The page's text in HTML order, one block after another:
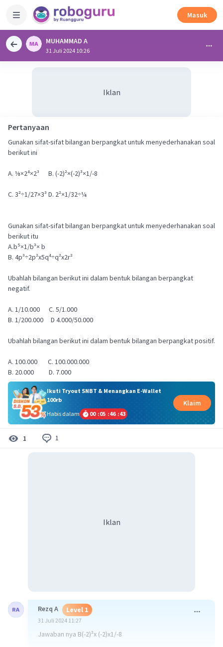
Masuk
MUHAMMAD A
31 Juli 2024 10:26
Iklan
Pertanyaan
Gunakan sifat-sifat bilangan berpangkat untuk menyederhanakan soal
berikut ini
A. ⅛×2⁴×2³ B. (-2)²×(-2)³×1/-8
C. 3²÷1/27×3³ D. 2²×1/32÷¼
Gunakan sifat-sifat bilangan berpangkat untuk menyederhanakan soal
berikut itu
A.b⁵×1/b³× b
B. 4p³÷2p²x5q⁴÷q²x2r²
Ubahlah bilangan berikut ini dalam bentuk bilangan berpangkat
negatif.
A. 1/10.000 C. 5/1.000
B. 1/200.000 D 4.000/50.000
Ubahlah bilangan berikut ini dalam bentuk bilangan berpangkat positif.
A. 100.000 C. 100.000.000
B. 20.000 D. 7.000
Ikuti Tryout SNBT & Menangkan E-Wallet
100rb
Habis dalam
00 :05 :46 :43
Klaim
1 1
Iklan
Rezq A Level 1
31 Juli 2024 11:27
Jawaban nya B(-2)²x (-2)x1/-8